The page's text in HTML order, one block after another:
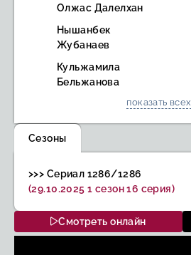
Олжас Далелхан
Нышанбек
Жубанаев
Кульжамила
Бельжанова
показать всех
Сезоны
>>> Сериал 1286/1286
(29.10.2025 1 сезон 16 серия)
Смотреть онлайн